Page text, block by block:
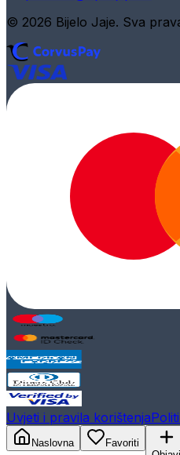
© 2026 Bijelo Jaje. Sva
Uvjeti i pravila korištenja
Naslovna
Favoriti